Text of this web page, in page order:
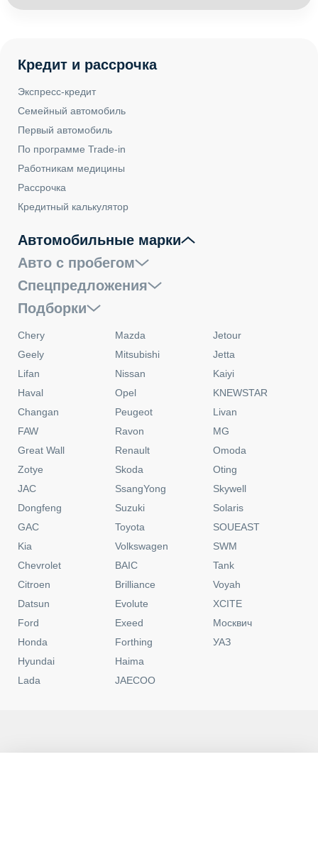
Кредит и рассрочка
Экспресс-кредит
Семейный автомобиль
Первый автомобиль
По программе Trade-in
Работникам медицины
Рассрочка
Кредитный калькулятор
Автомобильные марки
Авто с пробегом
Спецпредложения
Подборки
Chery
Geely
Lifan
Haval
Changan
FAW
Great Wall
Zotye
JAC
Dongfeng
GAC
Kia
Chevrolet
Citroen
Datsun
Ford
Honda
Hyundai
Lada
Mazda
Mitsubishi
Nissan
Opel
Peugeot
Ravon
Renault
Skoda
SsangYong
Suzuki
Toyota
Volkswagen
BAIC
Brilliance
Evolute
Exeed
Forthing
Haima
JAECOO
Jetour
Jetta
Kaiyi
KNEWSTAR
Livan
MG
Omoda
Oting
Skywell
Solaris
SOUEAST
SWM
Tank
Voyah
XCITE
Москвич
УАЗ